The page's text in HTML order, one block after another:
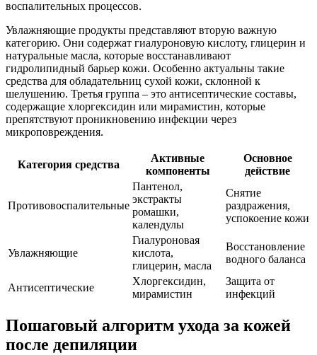
воспалительных процессов.
Увлажняющие продукты представляют вторую важную
категорию. Они содержат гиалуроновую кислоту, глицерин и
натуральные масла, которые восстанавливают
гидролипидный барьер кожи. Особенно актуальны такие
средства для обладательниц сухой кожи, склонной к
шелушению. Третья группа – это антисептические составы,
содержащие хлоргексидин или мирамистин, которые
препятствуют проникновению инфекции через
микроповреждения.
Категория средства
Активные
компоненты
Основное
действие
Противовоспалительные
Пантенол,
экстракты
ромашки,
календулы
Снятие
раздражения,
успокоение кожи
Увлажняющие
Гиалуроновая
кислота,
глицерин, масла
Восстановление
водного баланса
Антисептические
Хлоргексидин,
мирамистин
Защита от
инфекций
Пошаговый алгоритм ухода за кожей
после депиляции